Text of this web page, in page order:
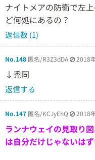
ナイトメアの防衛で左
ど何処にあるの？
返信数 (1)
No.148 匿名/R3Z3dDA 2018
↓禿同
返信する
No.147 匿名/KCJyEhQ 2018
ランナウェイの見取り
は自分だけじゃないは